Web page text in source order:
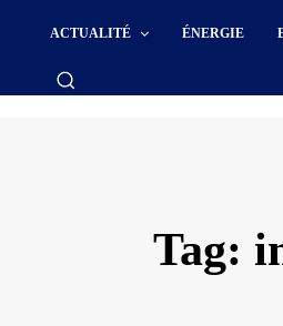
ACTUALITÉ ÉNERGIE
Tag: